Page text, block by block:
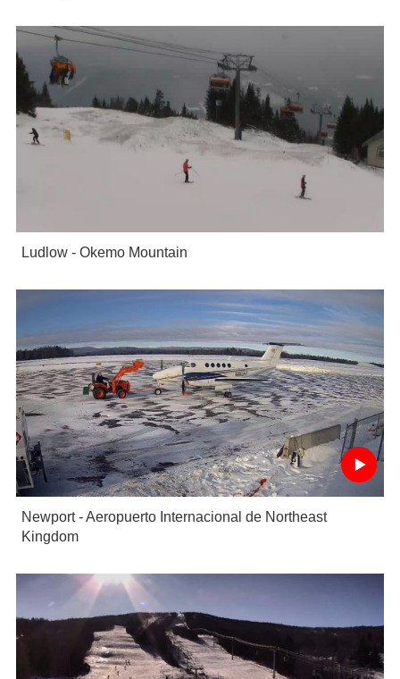
Ludlow - Okemo Mountain
Newport - Aeropuerto Internacional de Northeast
Kingdom